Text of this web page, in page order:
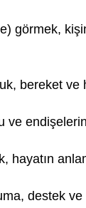
görmek,
bereket ve
hayatın
destek ve